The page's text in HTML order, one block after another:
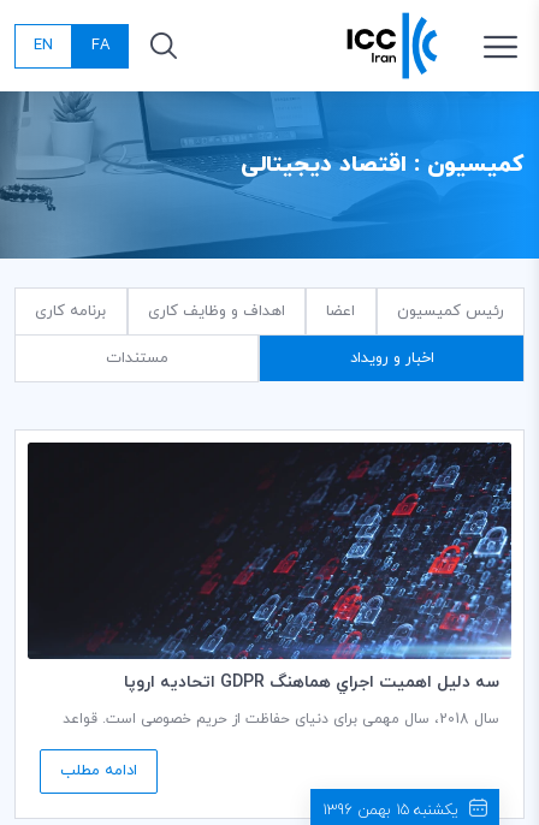
FA
EN
کمیسیون : اقتصاد دیجیتالی
رئیس کمیسیون اعضا اهداف و وظایف کاری برنامه کاری
اخبار و رویداد مستندات
سه دليل اهميت اجراي هماهنگ GDPR اتحاديه اروپا
سال 2018، سال مهمی برای دنیای حفاظت از حریم خصوصی است. قواعد
ادامه مطلب
یکشنبه 15 بهمن 1396